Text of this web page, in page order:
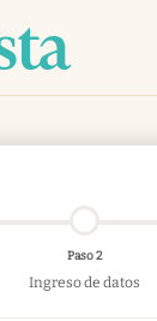
Paso 2
Ingreso de datos